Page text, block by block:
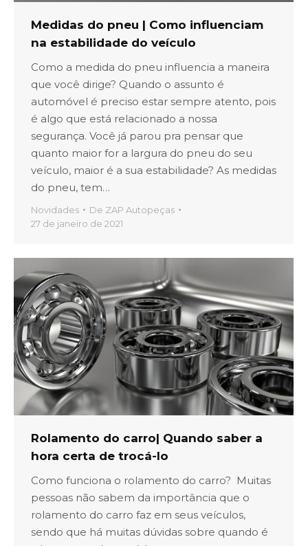
Medidas do pneu | Como influenciam
na estabilidade do veículo
Como a medida do pneu influencia a maneira
que você dirige? Quando o assunto é
automóvel é preciso estar sempre atento, pois
é algo que está relacionado a nossa
segurança. Você já parou pra pensar que
quanto maior for a largura do pneu do seu
veículo, maior é a sua estabilidade? As medidas
do pneu, tem…
Novidades De ZAP Autopeças
27 de janeiro de 2021
Rolamento do carro| Quando saber a
hora certa de trocá-lo
Como funciona o rolamento do carro? Muitas
pessoas não sabem da importância que o
rolamento do carro faz em seus veículos,
sendo que há muitas dúvidas sobre quando é